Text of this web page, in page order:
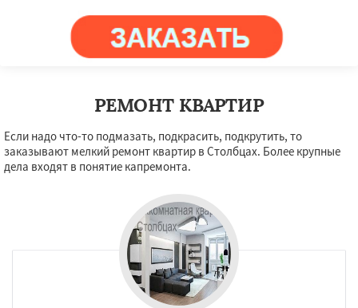
РЕМОНТ КВАРТИР
Если надо что-то подмазать, подкрасить, подкрутить, то
заказывают мелкий ремонт квартир в Столбцах. Более крупные
дела входят в понятие капремонта.